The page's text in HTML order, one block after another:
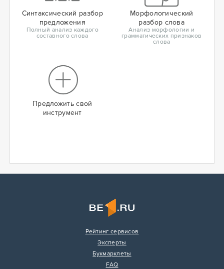
Синтаксический разбор
предложения
Полный анализ каждого
составного слова
Морфологический
разбор слова
Анализ морфологии и
грамматических признаков
слова
Предложить свой
инструмент
Рейтинг сервисов
Эксперты
Букмарклеты
FAQ